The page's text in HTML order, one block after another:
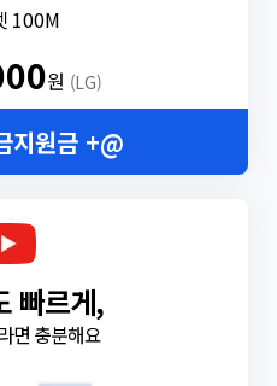
100M
원 (LG)
지원금 +@
빠르게,
면 충분해요